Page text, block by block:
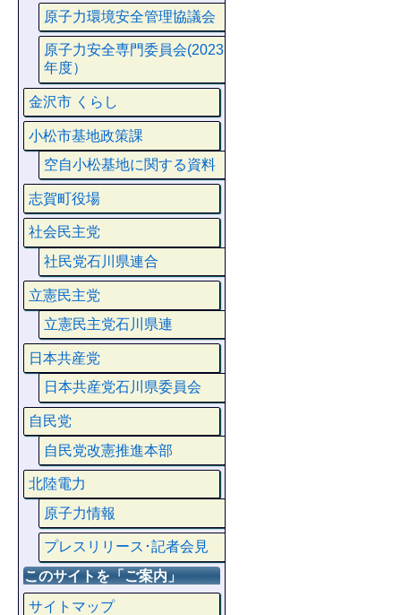
原子力環境安全管理協議会
原子力安全専門委員会(2023
年度）
金沢市 くらし
小松市基地政策課
空自小松基地に関する資料
志賀町役場
社会民主党
社民党石川県連合
立憲民主党
立憲民主党石川県連
日本共産党
日本共産党石川県委員会
自民党
自民党改憲推進本部
北陸電力
原子力情報
プレスリリース･記者会見
このサイトを「ご案内」
サイトマップ